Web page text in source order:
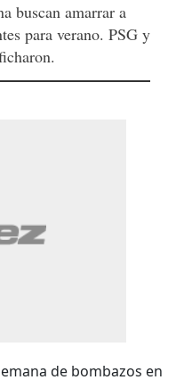
buscan amarrar a
para verano. PSG y